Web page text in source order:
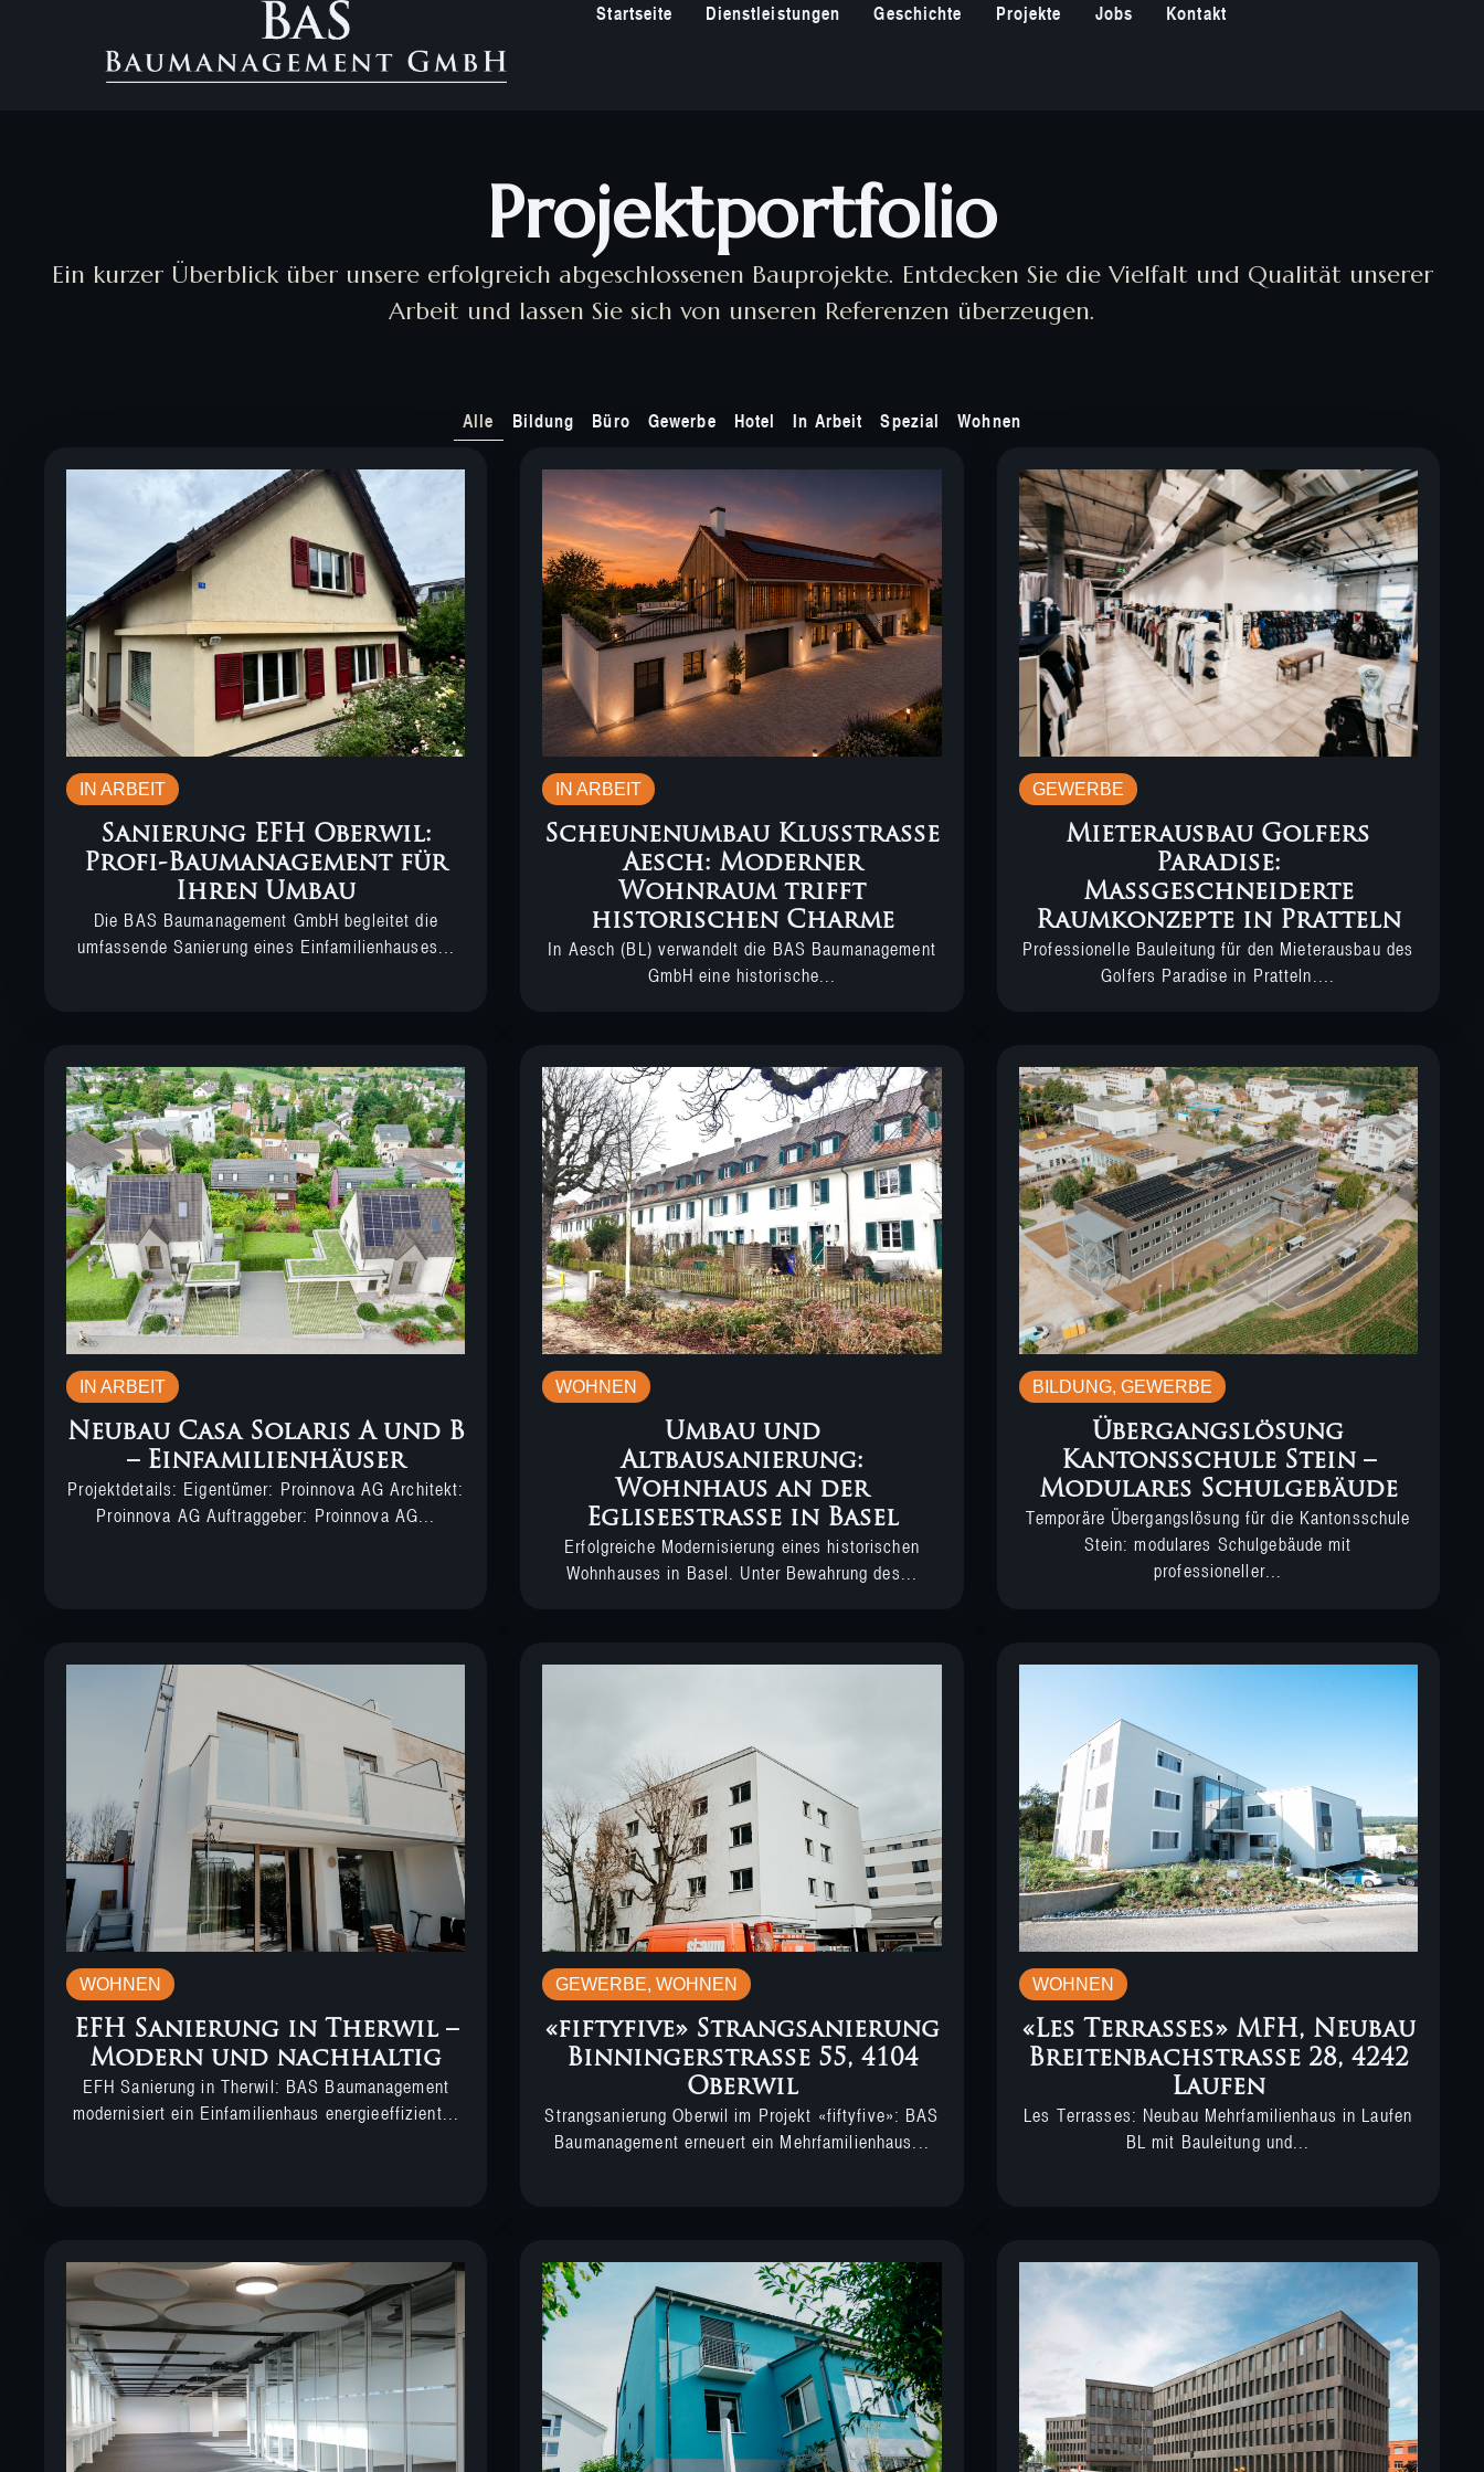
Startseite Dienstleistungen Geschichte Projekte Jobs Kontakt
Projektportfolio
Ein kurzer Überblick über unsere erfolgreich abgeschlossenen Bauprojekte. Entdecken Sie die Vielfalt und Qualität unserer
Arbeit und lassen Sie sich von unseren Referenzen überzeugen.
Bildung Büro Gewerbe Hotel In Arbeit Spezial Wohnen
Alle
IN ARBEIT
Sanierung EFH Oberwil:
Profi-Baumanagement für
Ihren Umbau
Die BAS Baumanagement GmbH begleitet die
umfassende Sanierung eines Einfamilienhauses...
IN ARBEIT
Scheunenumbau Klusstrasse
Aesch: Moderner
Wohnraum trifft
historischen Charme
In Aesch (BL) verwandelt die BAS Baumanagement
GmbH eine historische...
GEWERBE
Mieterausbau Golfers
Paradise:
Massgeschneiderte
Raumkonzepte in Pratteln
Professionelle Bauleitung für den Mieterausbau des
Golfers Paradise in Pratteln....
IN ARBEIT
Neubau Casa Solaris A und B
– Einfamilienhäuser
Projektdetails: Eigentümer: Proinnova AG Architekt:
Proinnova AG Auftraggeber: Proinnova AG...
WOHNEN
Umbau und
Altbausanierung:
Wohnhaus an der
Egliseestrasse in Basel
Erfolgreiche Modernisierung eines historischen
Wohnhauses in Basel. Unter Bewahrung des...
BILDUNG, GEWERBE
Übergangslösung
Kantonsschule Stein –
Modulares Schulgebäude
Temporäre Übergangslösung für die Kantonsschule
Stein: modulares Schulgebäude mit
professioneller...
WOHNEN
EFH Sanierung in Therwil –
Modern und nachhaltig
EFH Sanierung in Therwil: BAS Baumanagement
modernisiert ein Einfamilienhaus energieeffizient...
GEWERBE,WOHNEN
«fiftyfive» Strangsanierung
Binningerstrasse 55, 4104
Oberwil
Strangsanierung Oberwil im Projekt «fiftyfive»: BAS
Baumanagement erneuert ein Mehrfamilienhaus...
WOHNEN
«Les Terrasses» MFH, Neubau
Breitenbachstrasse 28, 4242
Laufen
Les Terrasses: Neubau Mehrfamilienhaus in Laufen
BL mit Bauleitung und...